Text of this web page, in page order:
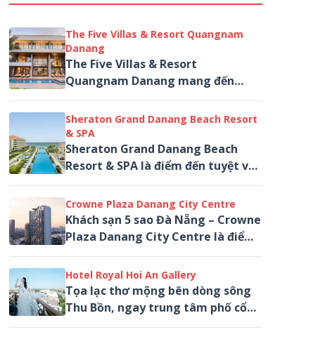
The Five Villas & Resort Quangnam
Danang
The Five Villas & Resort
Quangnam Danang mang đến
những kỳ nghỉ riêng tư, gần gũi
với thiên nhiên, đồng thời giữ trọn
những trải nghiệm...
Sheraton Grand Danang Beach Resort
& SPA
Sheraton Grand Danang Beach
Resort & SPA là điểm đến tuyệt vời
cho những du khách đang tìm
kiếm một thiên đường nghỉ
dưỡng và thư giãn.
Crowne Plaza Danang City Centre
Khách sạn 5 sao Đà Nẵng – Crowne
Plaza Danang City Centre là điểm
dừng chân lý tưởng cho chuyến du
lịch Đà Nẵng của bạn...
Hotel Royal Hoi An Gallery
Tọa lạc thơ mộng bên dòng sông
Thu Bồn, ngay trung tâm phố cổ
với vị trí vàng đắc địa, Hotel Royal